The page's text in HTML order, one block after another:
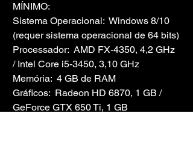
MÍNIMO:
Sistema Operacional:  Windows 8/10
(requer sistema operacional de 64 bits)
Processador:  AMD FX-4350, 4,2 GHz
/ Intel Core i5-3450, 3,10 GHz
Memória:  4 GB de RAM
Gráficos:  Radeon HD 6870, 1 GB /
GeForce GTX 650 Ti, 1 GB